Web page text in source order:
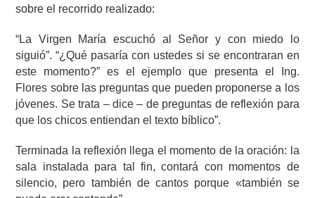
sobre el recorrido realizado:
“La Virgen María escuchó al Señor y con miedo lo
siguió”. “¿Qué pasaría con ustedes si se encontraran en
este momento?” es el ejemplo que presenta el Ing.
Flores sobre las preguntas que pueden proponerse a los
jóvenes. Se trata – dice – de preguntas de reflexión para
que los chicos entiendan el texto bíblico”.
Terminada la reflexión llega el momento de la oración: la
sala instalada para tal fin, contará con momentos de
silencio, pero también de cantos porque «también se